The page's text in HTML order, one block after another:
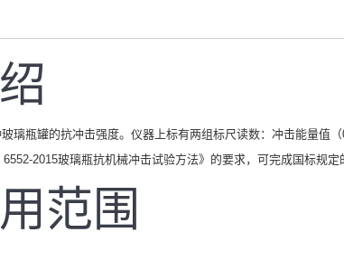
璃瓶罐的抗冲击强度。仪器上标有两组标尺读数：冲击能量值
2015玻璃瓶抗机械冲击试验方法》的要求，可完成国标规定
范围